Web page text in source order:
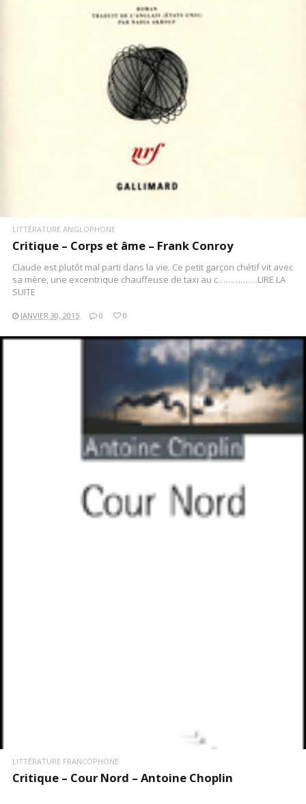
LITTÉRATURE ANGLOPHONE
Critique – Corps et âme – Frank Conroy
Claude est plutôt mal parti dans la vie. Ce petit garçon chétif vit avec
sa mère, une excentrique chauffeuse de taxi au c…………….LIRE LA
SUITE
JANVIER 30, 2015 0 0
LITTÉRATURE FRANCOPHONE
Critique – Cour Nord – Antoine Choplin